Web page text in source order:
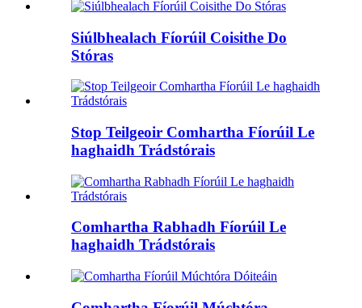
Siúlbhealach Fíorúil Coisithe Do
Stóras
Stop Teilgeoir Comhartha Fíorúil Le
haghaidh Trádstórais
Comhartha Rabhadh Fíorúil Le
haghaidh Trádstórais